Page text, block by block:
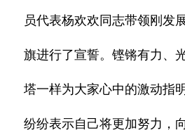
员代表杨欢欢同志带领刚发
旗进行了宣誓。铿锵有力、
塔一样为大家心中的激动指
纷纷表示自己将更加努力，